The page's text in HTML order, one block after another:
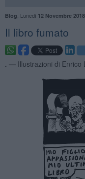
Blog Lunedì 12 Novembre 2018
Il libro fumato
. — Illustrazioni di Enrico